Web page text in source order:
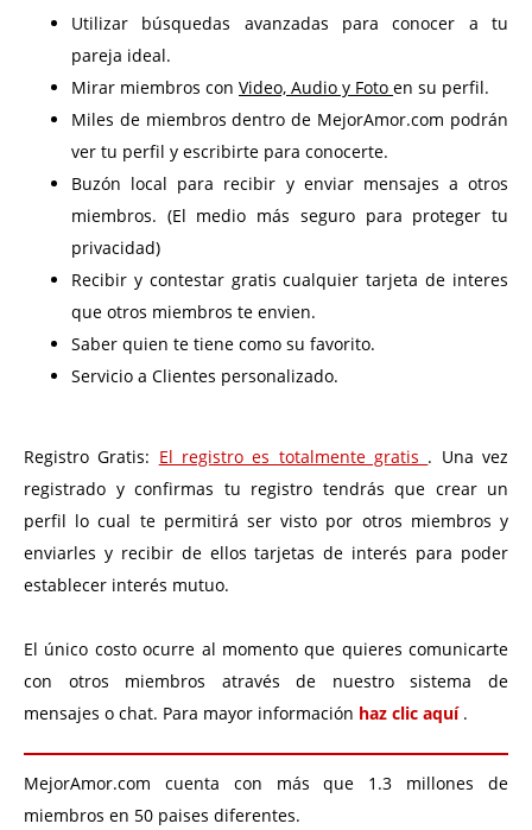
Utilizar búsquedas avanzadas para conocer a tu
pareja ideal.
Mirar miembros con Video, Audio y Foto en su perfil.
Miles de miembros dentro de MejorAmor.com podrán
ver tu perfil y escribirte para conocerte.
Buzón local para recibir y enviar mensajes a otros
miembros. (El medio más seguro para proteger tu
privacidad)
Recibir y contestar gratis cualquier tarjeta de interes
que otros miembros te envien.
Saber quien te tiene como su favorito.
Servicio a Clientes personalizado.
Registro Gratis: El registro es totalmente gratis . Una vez
registrado y confirmas tu registro tendrás que crear un
perfil lo cual te permitirá ser visto por otros miembros y
enviarles y recibir de ellos tarjetas de interés para poder
establecer interés mutuo.
El único costo ocurre al momento que quieres comunicarte
con otros miembros através de nuestro sistema de
mensajes o chat. Para mayor información haz clic aquí .
MejorAmor.com cuenta con más que 1.3 millones de
miembros en 50 paises diferentes.